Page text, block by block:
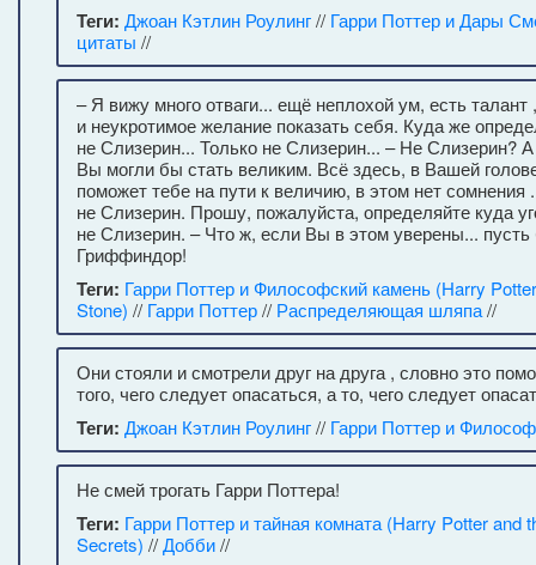
Теги: Джоан Кэтлин Роулинг// Гарри Поттер и Дары
цитаты //
– Я вижу много отваги... ещё неплохой ум, есть талант
и неукротимое желание показать себя. Куда же
не Слизерин... Только не Слизерин... – Не Слизерин?
Вы могли бы стать великим. Всё здесь, в Вашей
поможет тебе на пути к величию, в этом нет сомнения
не Слизерин. Прошу, пожалуйста, определяйте куда
не Слизерин. – Что ж, если Вы в этом уверены... пусть
Гриффиндор!
Теги: Гарри Поттер и Философский камень (Harry
Stone) // Гарри Поттер// Распределяющая шляпа//
Они стояли и смотрели друг на друга , словно это
того, чего следует опасаться, а то, чего следует
Теги: Джоан Кэтлин Роулинг// Гарри Поттер и
Не смей трогать Гарри Поттера!
Теги: Гарри Поттер и тайная комната (Harry Potter and
Secrets) //Добби//